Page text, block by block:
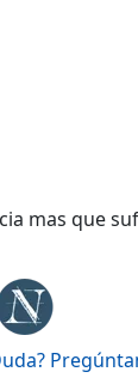
mas que